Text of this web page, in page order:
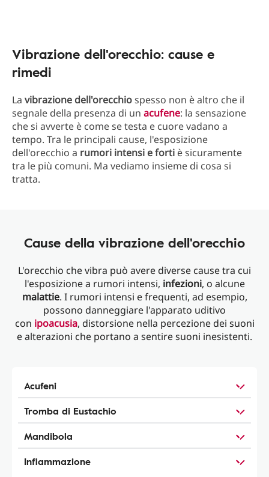
Vibrazione dell'orecchio: cause e
rimedi
La vibrazione dell'orecchiospesso non è altro che il
segnale della presenza di un acufene: la sensazione
che si avverte è come se testa e cuore vadano a
tempo. Tra le principali cause, l'esposizione
dell'orecchio a rumori intensi e forti è sicuramente
tra le più comuni. Ma vediamo insieme di cosa si
tratta.
Cause della vibrazione dell'orecchio
L'orecchio che vibra può avere diverse cause tra cui
l'esposizione a rumori intensi, infezioni, o alcune
malattie. I rumori intensi e frequenti, ad esempio,
possono danneggiare l'apparato uditivo
con ipoacusia, distorsione nella percezione dei suoni
e alterazioni che portano a sentire suoni inesistenti.
Acufeni
Tromba di Eustachio
Mandibola
Infiammazione